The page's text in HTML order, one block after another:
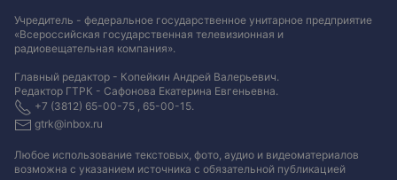
Учредитель - федеральное государственное унитарное предприятие
«Всероссийская государственная телевизионная и
радиовещательная компания».
Главный редактор - Копейкин Андрей Валерьевич.
Редактор ГТРК - Сафонова Екатерина Евгеньевна.
+7 (3812) 65-00-75 , 65-00-15.
gtrk@inbox.ru
Любое использование текстовых, фото, аудио и видеоматериалов
возможна с указанием источника с обязательной публикацией